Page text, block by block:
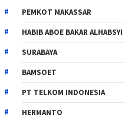
PEMKOT MAKASSAR
HABIB ABOE BAKAR ALHABSYI
SURABAYA
BAMSOET
PT TELKOM INDONESIA
HERMANTO